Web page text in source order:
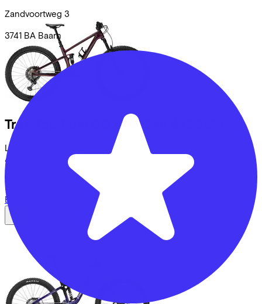
Zandvoortweg 3
3741 BA Baarn
Trek Top Fuel 9.9 XTR Gen 4
Leaseprijs p/m vanaf
€169,31
Prijs
Bespaar
Bekijk